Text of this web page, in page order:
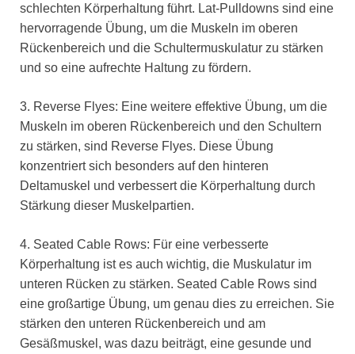
schlechten Körperhaltung führt. Lat-Pulldowns sind eine
hervorragende Übung, um die Muskeln im oberen
Rückenbereich und die Schultermuskulatur zu stärken
und so eine aufrechte Haltung zu fördern.
3. Reverse Flyes: Eine weitere effektive Übung, um die
Muskeln im oberen Rückenbereich und den Schultern
zu stärken, sind Reverse Flyes. Diese Übung
konzentriert sich besonders auf den hinteren
Deltamuskel und verbessert die Körperhaltung durch
Stärkung dieser Muskelpartien.
4. Seated Cable Rows: Für eine verbesserte
Körperhaltung ist es auch wichtig, die Muskulatur im
unteren Rücken zu stärken. Seated Cable Rows sind
eine großartige Übung, um genau dies zu erreichen. Sie
stärken den unteren Rückenbereich und am
Gesäßmuskel, was dazu beiträgt, eine gesunde und